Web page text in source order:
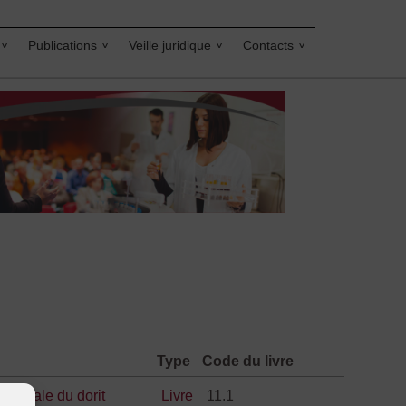
Publications Veille juridique Contacts
Type Code du livre
du dorit Livre 11.1